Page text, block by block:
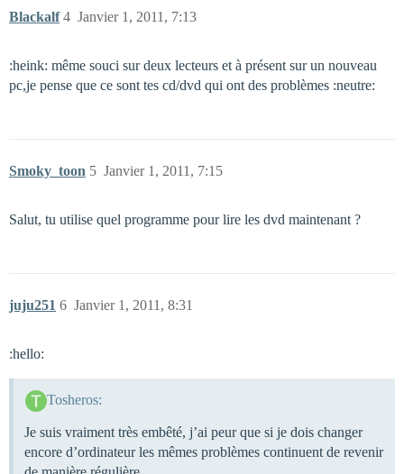
Blackalf Janvier 1, 2011, 7:13
4
:heink: même souci sur deux lecteurs et à présent sur un nouveau
pc,je pense que ce sont tes cd/dvd qui ont des problèmes :neutre:
Smoky_toon Janvier 1, 2011, 7:15
5
Salut, tu utilise quel programme pour lire les dvd maintenant ?
juju251 Janvier 1, 2011, 8:31
6
:hello:
Tosheros:
Je suis vraiment très embêté, j’ai peur que si je dois changer
encore d’ordinateur les mêmes problèmes continuent de revenir